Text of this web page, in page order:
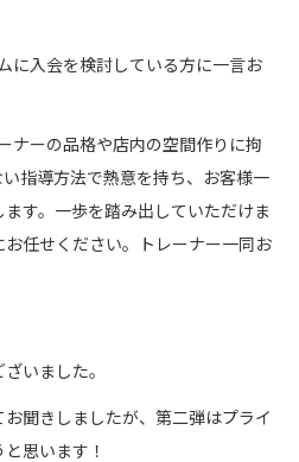
入会を検討している方に一言お
ーの品格や店内の空間作りに拘
指導方法で熱意を持ち、お客様一
す。一歩を踏み出していただけま
任せください。トレーナー一同お
いました。
聞きしましたが、第二弾はプライ
思います！